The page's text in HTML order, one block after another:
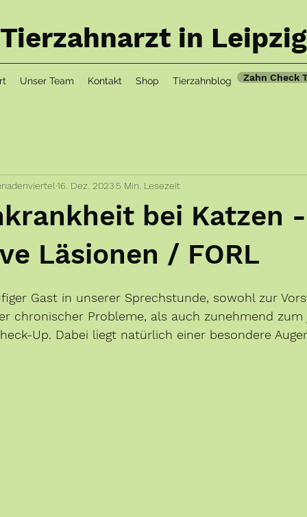
Tierzahnarzt in Leipzig
Unser Team Kontakt Shop Tierzahnblog Zahn Check
bei Katzen -
Läsionen / FORL
16. Dez. 2023 5 Min. Lesezeit
Gast in unserer Sprechstunde, sowohl zur
chronischer Probleme, als auch zunehmend
Up. Dabei liegt natürlich einer besondere